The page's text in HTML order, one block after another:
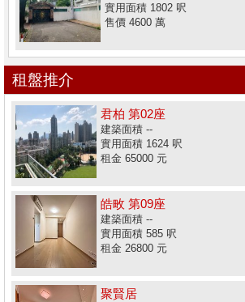
實用面積 1802 呎
售價 4600 萬
租盤推介
君柏 第02座
建築面積 --
實用面積 1624 呎
租金 65000 元
皓畋 第09座
建築面積 --
實用面積 585 呎
租金 26800 元
聚賢居